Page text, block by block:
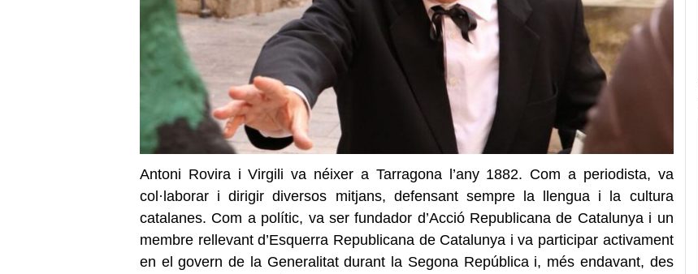
Antoni Rovira i Virgili va néixer a Tarragona l’any 1882. Com a periodista, va
col·laborar i dirigir diversos mitjans, defensant sempre la llengua i la cultura
catalanes. Com a polític, va ser fundador d’Acció Republicana de Catalunya i un
membre rellevant d’Esquerra Republicana de Catalunya i va participar activament
en el govern de la Generalitat durant la Segona República i, més endavant, des